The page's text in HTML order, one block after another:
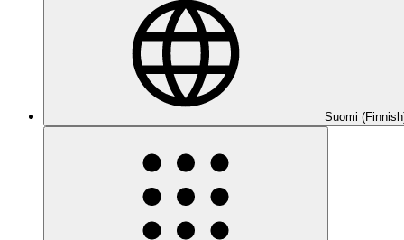
Suomi